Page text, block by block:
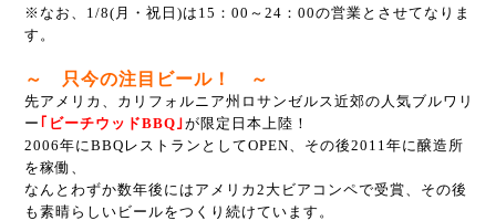
※なお、1/8(月・祝日)は15：00～24：00の営業とさせてなりま
す。
～ 只今の注目ビール！ ～
先アメリカ、カリフォルニア州ロサンゼルス近郊の人気ブルワリ
ー ｢ビーチウッドBBQ｣ が限定日本上陸！
2006年にBBQレストランとしてOPEN、その後2011年に醸造所
を稼働、
なんとわずか数年後にはアメリカ2大ビアコンペで受賞、その後
も素晴らしいビールをつくり続けています。